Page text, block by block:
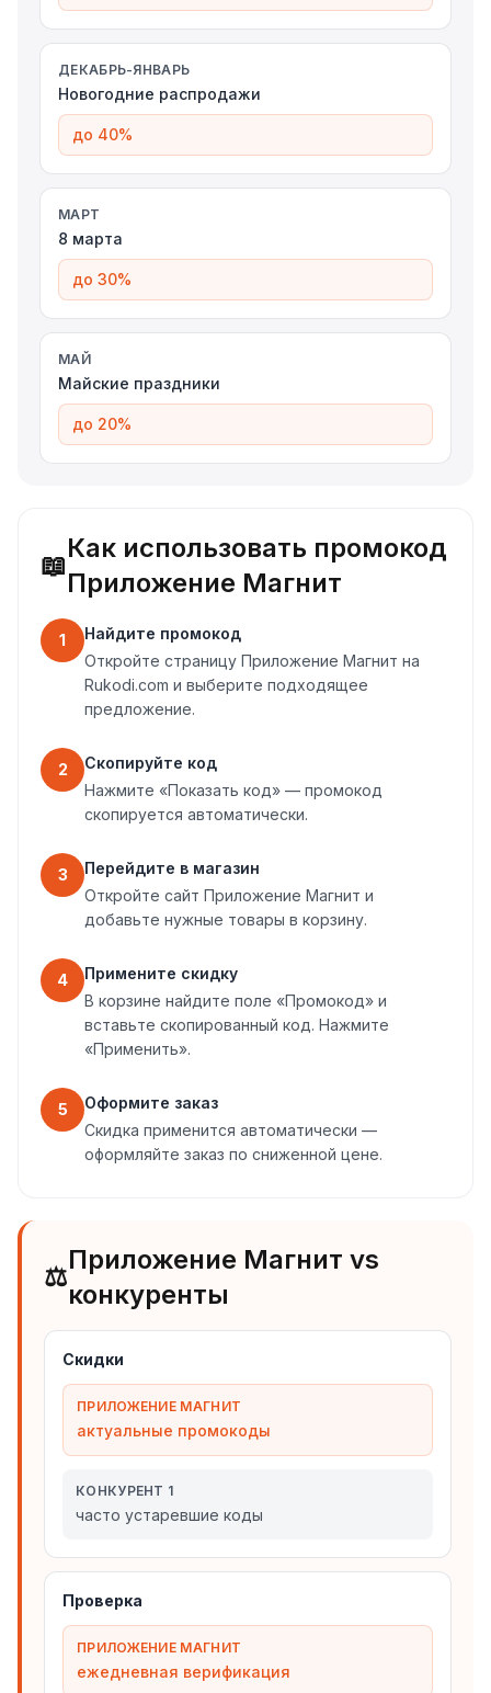
ДЕКАБРЬ-ЯНВАРЬ
Новогодние распродажи
до 40%
МАРТ
8 марта
до 30%
МАЙ
Майские праздники
до 20%
📖
Как использовать промокод
Приложение Магнит
1
Найдите промокод
Откройте страницу Приложение Магнит на
Rukodi.com и выберите подходящее
предложение.
2
Скопируйте код
Нажмите «Показать код» — промокод
скопируется автоматически.
3
Перейдите в магазин
Откройте сайт Приложение Магнит и
добавьте нужные товары в корзину.
4
Примените скидку
В корзине найдите поле «Промокод» и
вставьте скопированный код. Нажмите
«Применить».
5
Оформите заказ
Скидка применится автоматически —
оформляйте заказ по сниженной цене.
⚖️
Приложение Магнит vs
конкуренты
Скидки
ПРИЛОЖЕНИЕ МАГНИТ
актуальные промокоды
КОНКУРЕНТ 1
часто устаревшие коды
Проверка
ПРИЛОЖЕНИЕ МАГНИТ
ежедневная верификация